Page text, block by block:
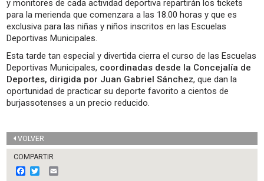
y monitores de cada actividad deportiva repartirán los tickets
para la merienda que comenzara a las 18.00 horas y que es
exclusiva para las niñas y niños inscritos en las Escuelas
Deportivas Municipales.
Esta tarde tan especial y divertida cierra el curso de las Escuelas
Deportivas Municipales, coordinadas desde la Concejalía de
Deportes, dirigida por Juan Gabriel Sánchez, que dan la
oportunidad de practicar su deporte favorito a cientos de
burjassotenses a un precio reducido.
VOLVER
COMPARTIR
F